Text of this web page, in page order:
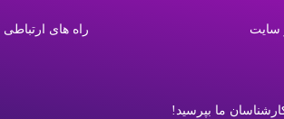
سایت
ما بپرسید!
راه های ارتباطی